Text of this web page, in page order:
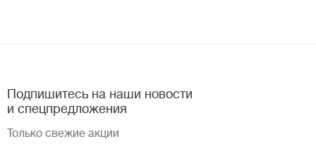
Подпишитесь на наши новости
и спецпредложения
Только свежие акции